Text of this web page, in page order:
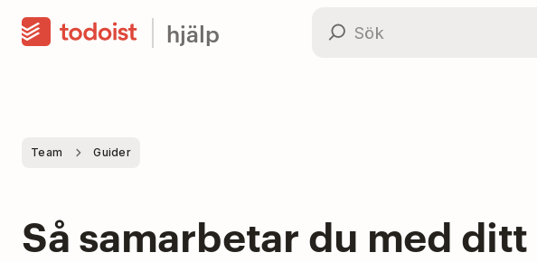
hjälp
Team Guider
Så samarbetar du med